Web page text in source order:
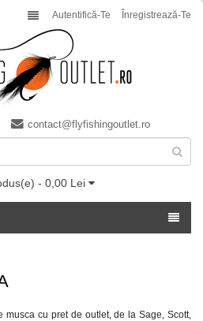
Autentifică-Te Înregistrează-Te
contact@flyfishingoutlet.ro
- 0,00 Lei
musca cu pret de outlet, de la Sage, Scott,